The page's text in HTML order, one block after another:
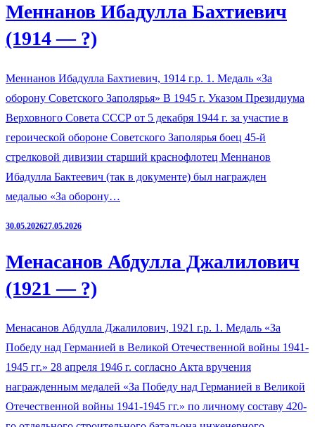
Меннанов Ибадулла Бахтиевич
(1914 — ?)
Меннанов Ибадулла Бахтиевич, 1914 г.р. 1. Медаль «За
оборону Советского Заполярья» В 1945 г. Указом Президиума
Верховного Совета СССР от 5 декабря 1944 г. за участие в
героической обороне Советского Заполярья боец 45-й
стрелковой дивизии старший краснофлотец Меннанов
Ибадулла Бактеевич (так в документе) был награжден
медалью «За оборону…
30.05.202627.05.2026
Менасанов Абдулла Джалилович
(1921 — ?)
Менасанов Абдулла Джалилович, 1921 г.р. 1. Медаль «За
Победу над Германией в Великой Отечественной войны 1941-
1945 гг.» 28 апреля 1946 г. согласно Акта вручения
награжденным медалей «За Победу над Германией в Великой
Отечественной войны 1941-1945 гг.» по личному составу 420-